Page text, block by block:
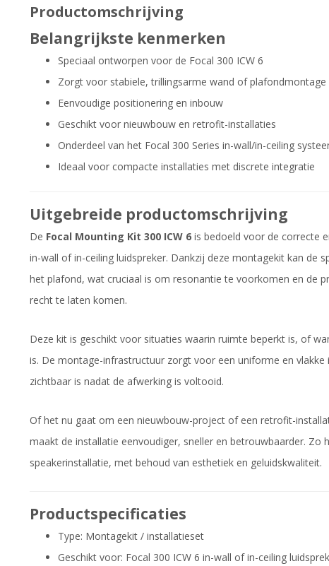
Productomschrijving
Belangrijkste kenmerken
Speciaal ontworpen voor de Focal 300 ICW 6
Zorgt voor stabiele, trillingsarme wand of plafondmontage
Eenvoudige positionering en inbouw
Geschikt voor nieuwbouw en retrofit-installaties
Onderdeel van het Focal 300 Series in-wall/in-ceiling
Ideaal voor compacte installaties met discrete integratie
Uitgebreide productomschrijving
De Focal Mounting Kit 300 ICW 6 is bedoeld voor de correcte
in-wall of in-ceiling luidspreker. Dankzij deze montagekit kan de
het plafond, wat cruciaal is om resonantie te voorkomen en de
recht te laten komen.
Deze kit is geschikt voor situaties waarin ruimte beperkt is, of
is. De montage-infrastructuur zorgt voor een uniforme en
zichtbaar is nadat de afwerking is voltooid.
Of het nu gaat om een nieuwbouw-project of een retrofit-
maakt de installatie eenvoudiger, sneller en betrouwbaarder. Zo
speakerinstallatie, met behoud van esthetiek en geluidskwaliteit.
Productspecificaties
Type: Montagekit / installatieset
Geschikt voor: Focal 300 ICW 6 in-wall of in-ceiling